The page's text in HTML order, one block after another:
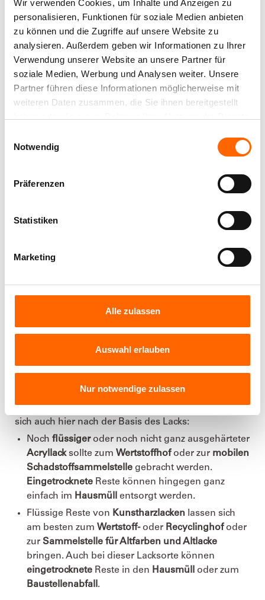
Wir verwenden Cookies, um Inhalte und Anzeigen zu
personalisieren, Funktionen für soziale Medien anbieten
zu können und die Zugriffe auf unsere Website zu
analysieren. Außerdem geben wir Informationen zu Ihrer
Verwendung unserer Website an unsere Partner für
soziale Medien, Werbung und Analysen weiter. Unsere
Partner führen diese Informationen möglicherweise mit
weiteren Daten zusammen, die Sie ihnen bereitgestellt
Notwendig
Präferenzen
Statistiken
Marketing
Alle zulassen
Auswahl erlauben
Nur notwendige zulassen
LACKRESTE?
weiterverwenden wollen, können sie ganz einfach
aufbewahren. Stellen sie dazu sicher, dass der Lack
gelagert wird. Dazu eignet sich dieLackdoseideal,
aber auch gut verschließbare Gläser können
verwendet werden. Bereits angebrochener Lack hält
verschlossene Dosen mit Lack bleiben über
Jahrehaltbar.
Sollte der Lack nicht mehr zu verwenden sein muss
er entsorgt werden. Die Art der Entsorgung richtet
sich auch hier nach der Basis des Lacks:
Noch flüssigeroder noch nicht ganz ausgehärteter
Acryllacksollte zum Wertstoffhofoder zur mobilen
Schadstoffsammelstelle gebracht werden.
Eingetrocknete Reste können hingegen ganz
einfach im Hausmüll
entsorgt werden.
Flüssige Reste von Kunstharzlacken lassen sich
am besten zum Wertstoff-oder Recyclinghofoder
zur Sammelstelle für Altfarben und Altlacke
bringen. Auch bei dieser Lacksorte können
eingetrocknete Reste in den Hausmüll
oder zum
Baustellenabfall .